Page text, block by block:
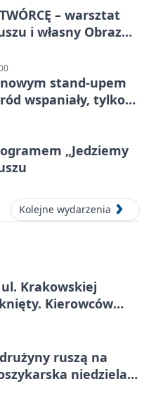
– warsztat
i własny Obraz
nowym stand-upem
wspaniały, tylko
„Jedziemy
Kolejne wydarzenia
Krakowskiej
Kierowców
ruszą na
niedziela